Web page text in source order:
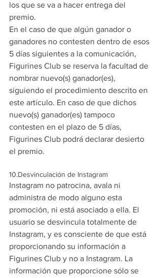
los que se va a hacer entrega del
premio.
En el caso de que algún ganador o
ganadores no contesten dentro de esos
5 días siguientes a la comunicación,
Figurines Club se reserva la facultad de
nombrar nuevo(s) ganador(es),
siguiendo el procedimiento descrito en
este artículo. En caso de que dichos
nuevo(s) ganador(es) tampoco
contesten en el plazo de 5 días,
Figurines Club podrá declarar desierto
el premio.
10.Desvinculación de Instagram
Instagram no patrocina, avala ni
administra de modo alguno esta
promoción, ni está asociado a ella. El
usuario se desvincula totalmente de
Instagram, y es consciente de que está
proporcionando su información a
Figurines Club y no a Instagram. La
información que proporcione sólo se